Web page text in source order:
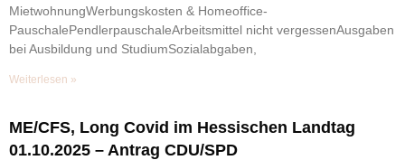
MietwohnungWerbungskosten & Homeoffice-
PauschalePendlerpauschaleArbeitsmittel nicht vergessenAusgaben
bei Ausbildung und StudiumSozialabgaben,
Weiterlesen »
ME/CFS, Long Covid im Hessischen Landtag
01.10.2025 – Antrag CDU/SPD